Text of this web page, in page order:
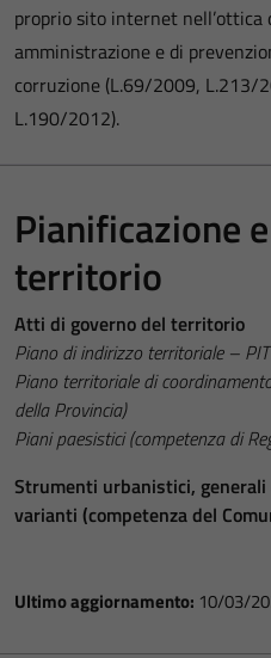
proprio sito internet nell’ottica
amministrazione e di
corruzione (L.69/2009, L.213/
L.190/2012).
Pianificazione
territorio
Atti di governo del territorio
Piano di indirizzo territoriale –
Piano territoriale di
della Provincia)
Piani paesistici (competenza di
Strumenti urbanistici,
varianti (competenza del
Ultimo aggiornamento: 10/03/